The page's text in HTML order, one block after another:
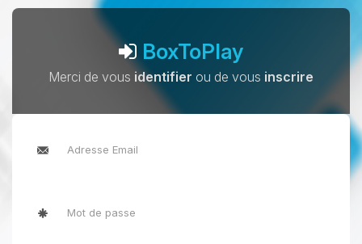
BoxToPlay
Merci de vous identifier ou de vous inscrire